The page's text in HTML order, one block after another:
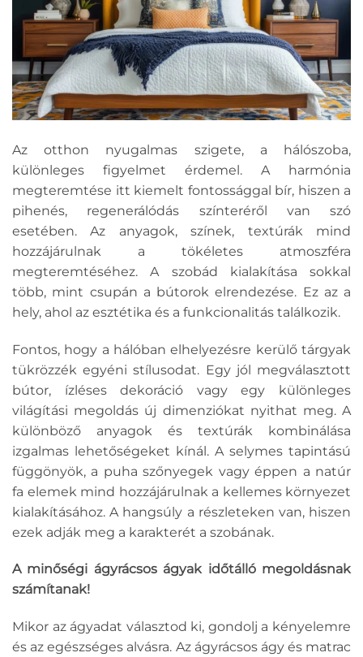
Az otthon nyugalmas szigete, a hálószoba,
különleges figyelmet érdemel. A harmónia
megteremtése itt kiemelt fontossággal bír, hiszen a
pihenés, regenerálódás színteréről van szó
esetében. Az anyagok, színek, textúrák mind
hozzájárulnak a tökéletes atmoszféra
megteremtéséhez. A szobád kialakítása sokkal
több, mint csupán a bútorok elrendezése. Ez az a
hely, ahol az esztétika és a funkcionalitás találkozik.
Fontos, hogy a hálóban elhelyezésre kerülő tárgyak
tükrözzék egyéni stílusodat. Egy jól megválasztott
bútor, ízléses dekoráció vagy egy különleges
világítási megoldás új dimenziókat nyithat meg. A
különböző anyagok és textúrák kombinálása
izgalmas lehetőségeket kínál. A selymes tapintású
függönyök, a puha szőnyegek vagy éppen a natúr
fa elemek mind hozzájárulnak a kellemes környezet
kialakításához. A hangsúly a részleteken van, hiszen
ezek adják meg a karakterét a szobának.
A minőségi ágyrácsos ágyak időtálló megoldásnak
számítanak!
Mikor az ágyadat választod ki, gondolj a kényelemre
és az egészséges alvásra. Az ágyrácsos ágy és matrac